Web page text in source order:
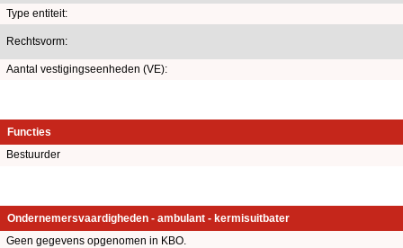
Type entiteit:
Rechtsvorm:
Aantal vestigingseenheden (VE):
Functies
Bestuurder
Ondernemersvaardigheden - ambulant - kermisuitbater
Geen gegevens opgenomen in KBO.